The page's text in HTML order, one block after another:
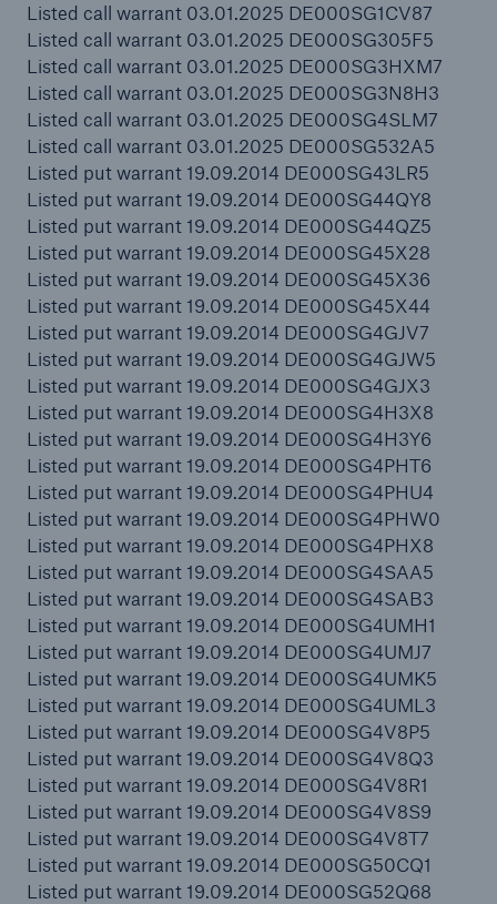
Listed call warrant 03.01.2025 DE000SG1CV87
Listed call warrant 03.01.2025 DE000SG305F5
Listed call warrant 03.01.2025 DE000SG3HXM7
Listed call warrant 03.01.2025 DE000SG3N8H3
Listed call warrant 03.01.2025 DE000SG4SLM7
Listed call warrant 03.01.2025 DE000SG532A5
Listed put warrant 19.09.2014 DE000SG43LR5
Listed put warrant 19.09.2014 DE000SG44QY8
Listed put warrant 19.09.2014 DE000SG44QZ5
Listed put warrant 19.09.2014 DE000SG45X28
Listed put warrant 19.09.2014 DE000SG45X36
Listed put warrant 19.09.2014 DE000SG45X44
Listed put warrant 19.09.2014 DE000SG4GJV7
Listed put warrant 19.09.2014 DE000SG4GJW5
Listed put warrant 19.09.2014 DE000SG4GJX3
Listed put warrant 19.09.2014 DE000SG4H3X8
Listed put warrant 19.09.2014 DE000SG4H3Y6
Listed put warrant 19.09.2014 DE000SG4PHT6
Listed put warrant 19.09.2014 DE000SG4PHU4
Listed put warrant 19.09.2014 DE000SG4PHW0
Listed put warrant 19.09.2014 DE000SG4PHX8
Listed put warrant 19.09.2014 DE000SG4SAA5
Listed put warrant 19.09.2014 DE000SG4SAB3
Listed put warrant 19.09.2014 DE000SG4UMH1
Listed put warrant 19.09.2014 DE000SG4UMJ7
Listed put warrant 19.09.2014 DE000SG4UMK5
Listed put warrant 19.09.2014 DE000SG4UML3
Listed put warrant 19.09.2014 DE000SG4V8P5
Listed put warrant 19.09.2014 DE000SG4V8Q3
Listed put warrant 19.09.2014 DE000SG4V8R1
Listed put warrant 19.09.2014 DE000SG4V8S9
Listed put warrant 19.09.2014 DE000SG4V8T7
Listed put warrant 19.09.2014 DE000SG50CQ1
Listed put warrant 19.09.2014 DE000SG52Q68
Home
Risiken
Lösungen
Insights
Unternehmen
Karriere